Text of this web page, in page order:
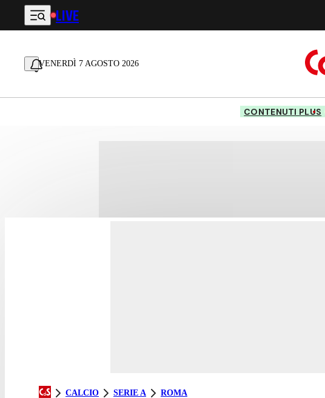
Vai al contenuto principale
LIVE
VENERDÌ 7 AGOSTO 2026
CONTENUTI PLUS
CALCIO SERIE A ROMA